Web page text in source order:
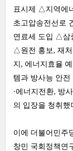
표시제 △지역에
초고압송전선로
연료세 도입 △삼
△원전 홍보, 재처
지, 에너지효율
템과 방사능 안전
·에너지전환, 방
의 입장을 청취했
이에 더불어민주
창민 국회정책연